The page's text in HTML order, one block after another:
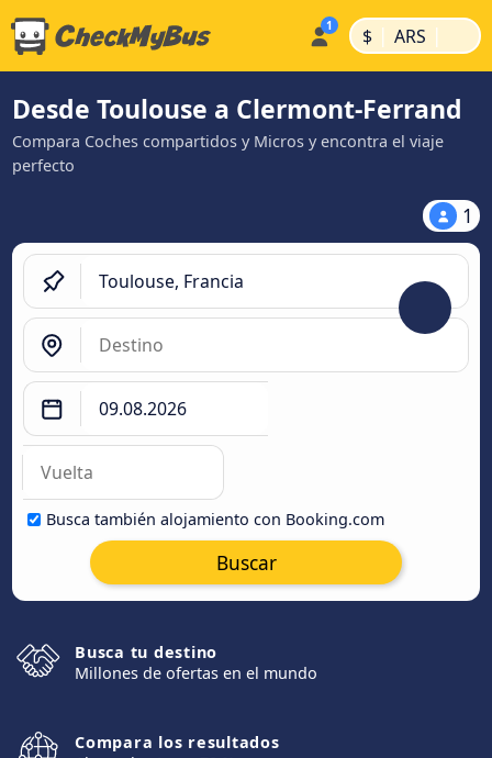
$ | ARS |
Desde Toulouse a Clermont-Ferrand
Compara Coches compartidos y Micros y encontra el viaje
perfecto
1
Busca también alojamiento con Booking.com
Buscar
Busca tu destino
Millones de ofertas en el mundo
Compara los resultados